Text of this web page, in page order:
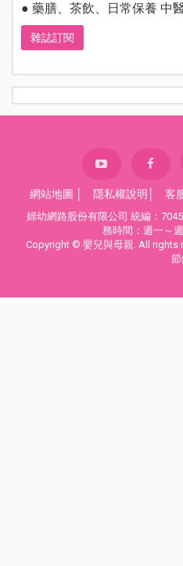
● 藥膳、茶飲、日常保養 中
雜誌訂閱
網站地圖 隱私權說明 客
婦幼網路股份有限公司 統編：
務時間：週一～
Copyright © 嬰兒與母親. All rights